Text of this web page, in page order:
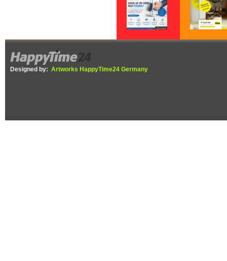
Designed by: Artworks HappyTime24 Germany